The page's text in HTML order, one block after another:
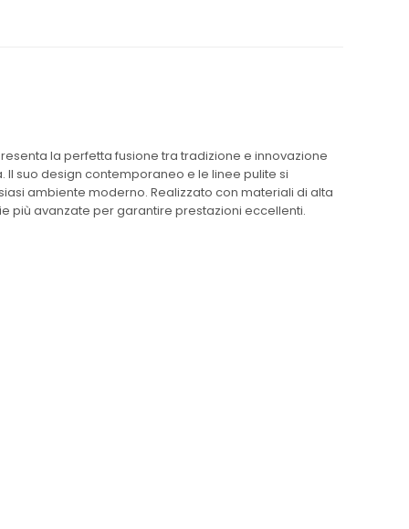
la perfetta fusione tra tradizione e innovazione
Il suo design contemporaneo e le linee pulite si
ambiente moderno. Realizzato con materiali di alta
più avanzate per garantire prestazioni eccellenti.